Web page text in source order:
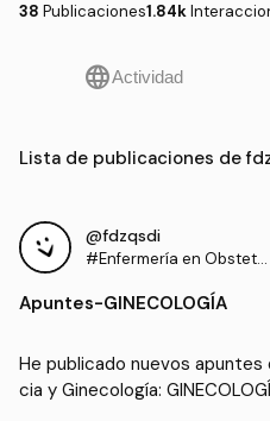
38 Publicaciones1.84k
languageActividad
Lista de publicaciones de
@fdzqsdi
#Enfermería en Obstetri
Apuntes-GINECOLOGÍA
He publicado nuevos
cia y Ginecología: